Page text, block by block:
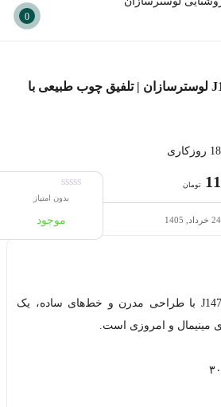
0
جالباسی چوبی مدل J1474 لوسترسازان | تلفیق چوب طبیعی با
تومان
بدون امتیاز
موجود
جالباسی چوبی ایستاده J1474 با طراحی مدرن و خط‌های ساده، یک
مینیمال و امروزی است.